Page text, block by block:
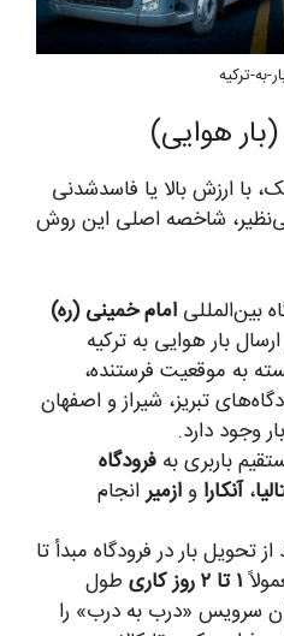
به-ترکیه
با ارزش بالا یا فاسدشدنی
شاخصه اصلی این روش
بین‌المللی امام خمینی (ره)
بار هوایی به ترکیه
به موقعیت فرستنده،
تبریز، شیراز و اصفهان
وجود دارد.
باربری به فرودگاه
،آنکارا وازمیرانجام
از تحویل بار در فرودگاه مبدأ تا
۱ تا ۲ روز کاری
طول
سرویس «درب به درب» را